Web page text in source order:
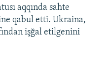
aqqında sahte
qabul etti. Ukraina,
işğal etilgenini